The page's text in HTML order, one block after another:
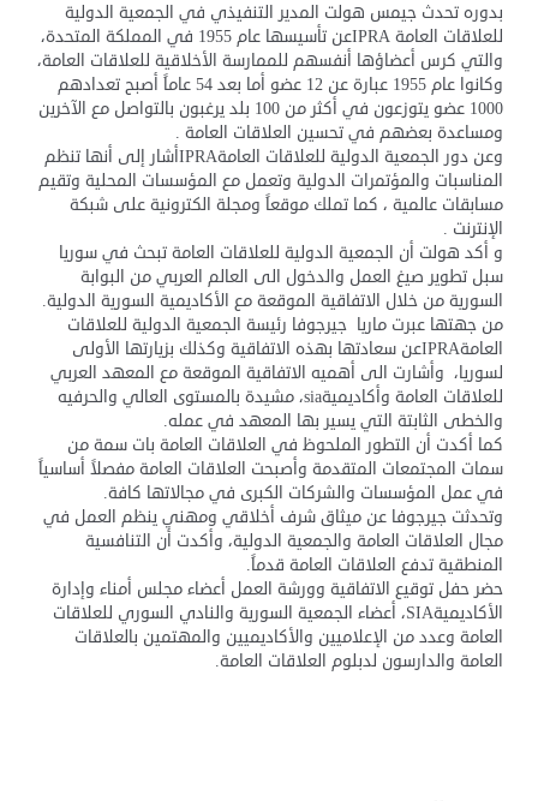
بدوره تحدث جيمس هولت المدير التنفيذي في الجمعية الدولية
للعلاقات العامة IPRAعن تأسيسها عام 1955 في المملكة المتحدة،
والتي كرس أعضاؤها أنفسهم للممارسة الأخلاقية للعلاقات العامة،
وكانوا عام 1955 عبارة عن 12 عضو أما بعد 54 عاماً أصبح تعدادهم
1000 عضو يتوزعون في أكثر من 100 بلد يرغبون بالتواصل مع الآخرين
ومساعدة بعضهم في تحسين العلاقات العامة .
وعن دور الجمعية الدولية للعلاقات العامةIPRAأشار إلى أنها تنظم
المناسبات والمؤتمرات الدولية وتعمل مع المؤسسات المحلية وتقيم
مسابقات عالمية ، كما تملك موقعاً ومجلة الكترونية على شبكة
الإنترنت .
و أكد هولت أن الجمعية الدولية للعلاقات العامة تبحث في سوريا
سبل تطوير صيغ العمل والدخول الى العالم العربي من البوابة
السورية من خلال الاتفاقية الموقعة مع الأكاديمية السورية الدولية.
من جهتها عبرت ماريا جيرجوفا رئيسة الجمعية الدولية للعلاقات
العامةIPRAعن سعادتها بهذه الاتفاقية وكذلك بزيارتها الأولى
لسوريا، وأشارت الى أهميه الاتفاقية الموقعة مع المعهد العربي
للعلاقات العامة وأكاديميةsia، مشيدة بالمستوى العالي والحرفيه
والخطى الثابتة التي يسير بها المعهد في عمله.
كما أكدت أن التطور الملحوظ في العلاقات العامة بات سمة من
سمات المجتمعات المتقدمة وأصبحت العلاقات العامة مفصلاً أساسياً
في عمل المؤسسات والشركات الكبرى في مجالاتها كافة.
وتحدثت جيرجوفا عن ميثاق شرف أخلاقي ومهني ينظم العمل في
مجال العلاقات العامة والجمعية الدولية، وأكدت أن التنافسية
المنطقية تدفع العلاقات العامة قدماً.
حضر حفل توقيع الاتفاقية وورشة العمل أعضاء مجلس أمناء وإدارة
الأكاديميةSIA، أعضاء الجمعية السورية والنادي السوري للعلاقات
العامة وعدد من الإعلاميين والأكاديميين والمهتمين بالعلاقات
العامة والدارسون لدبلوم العلاقات العامة.